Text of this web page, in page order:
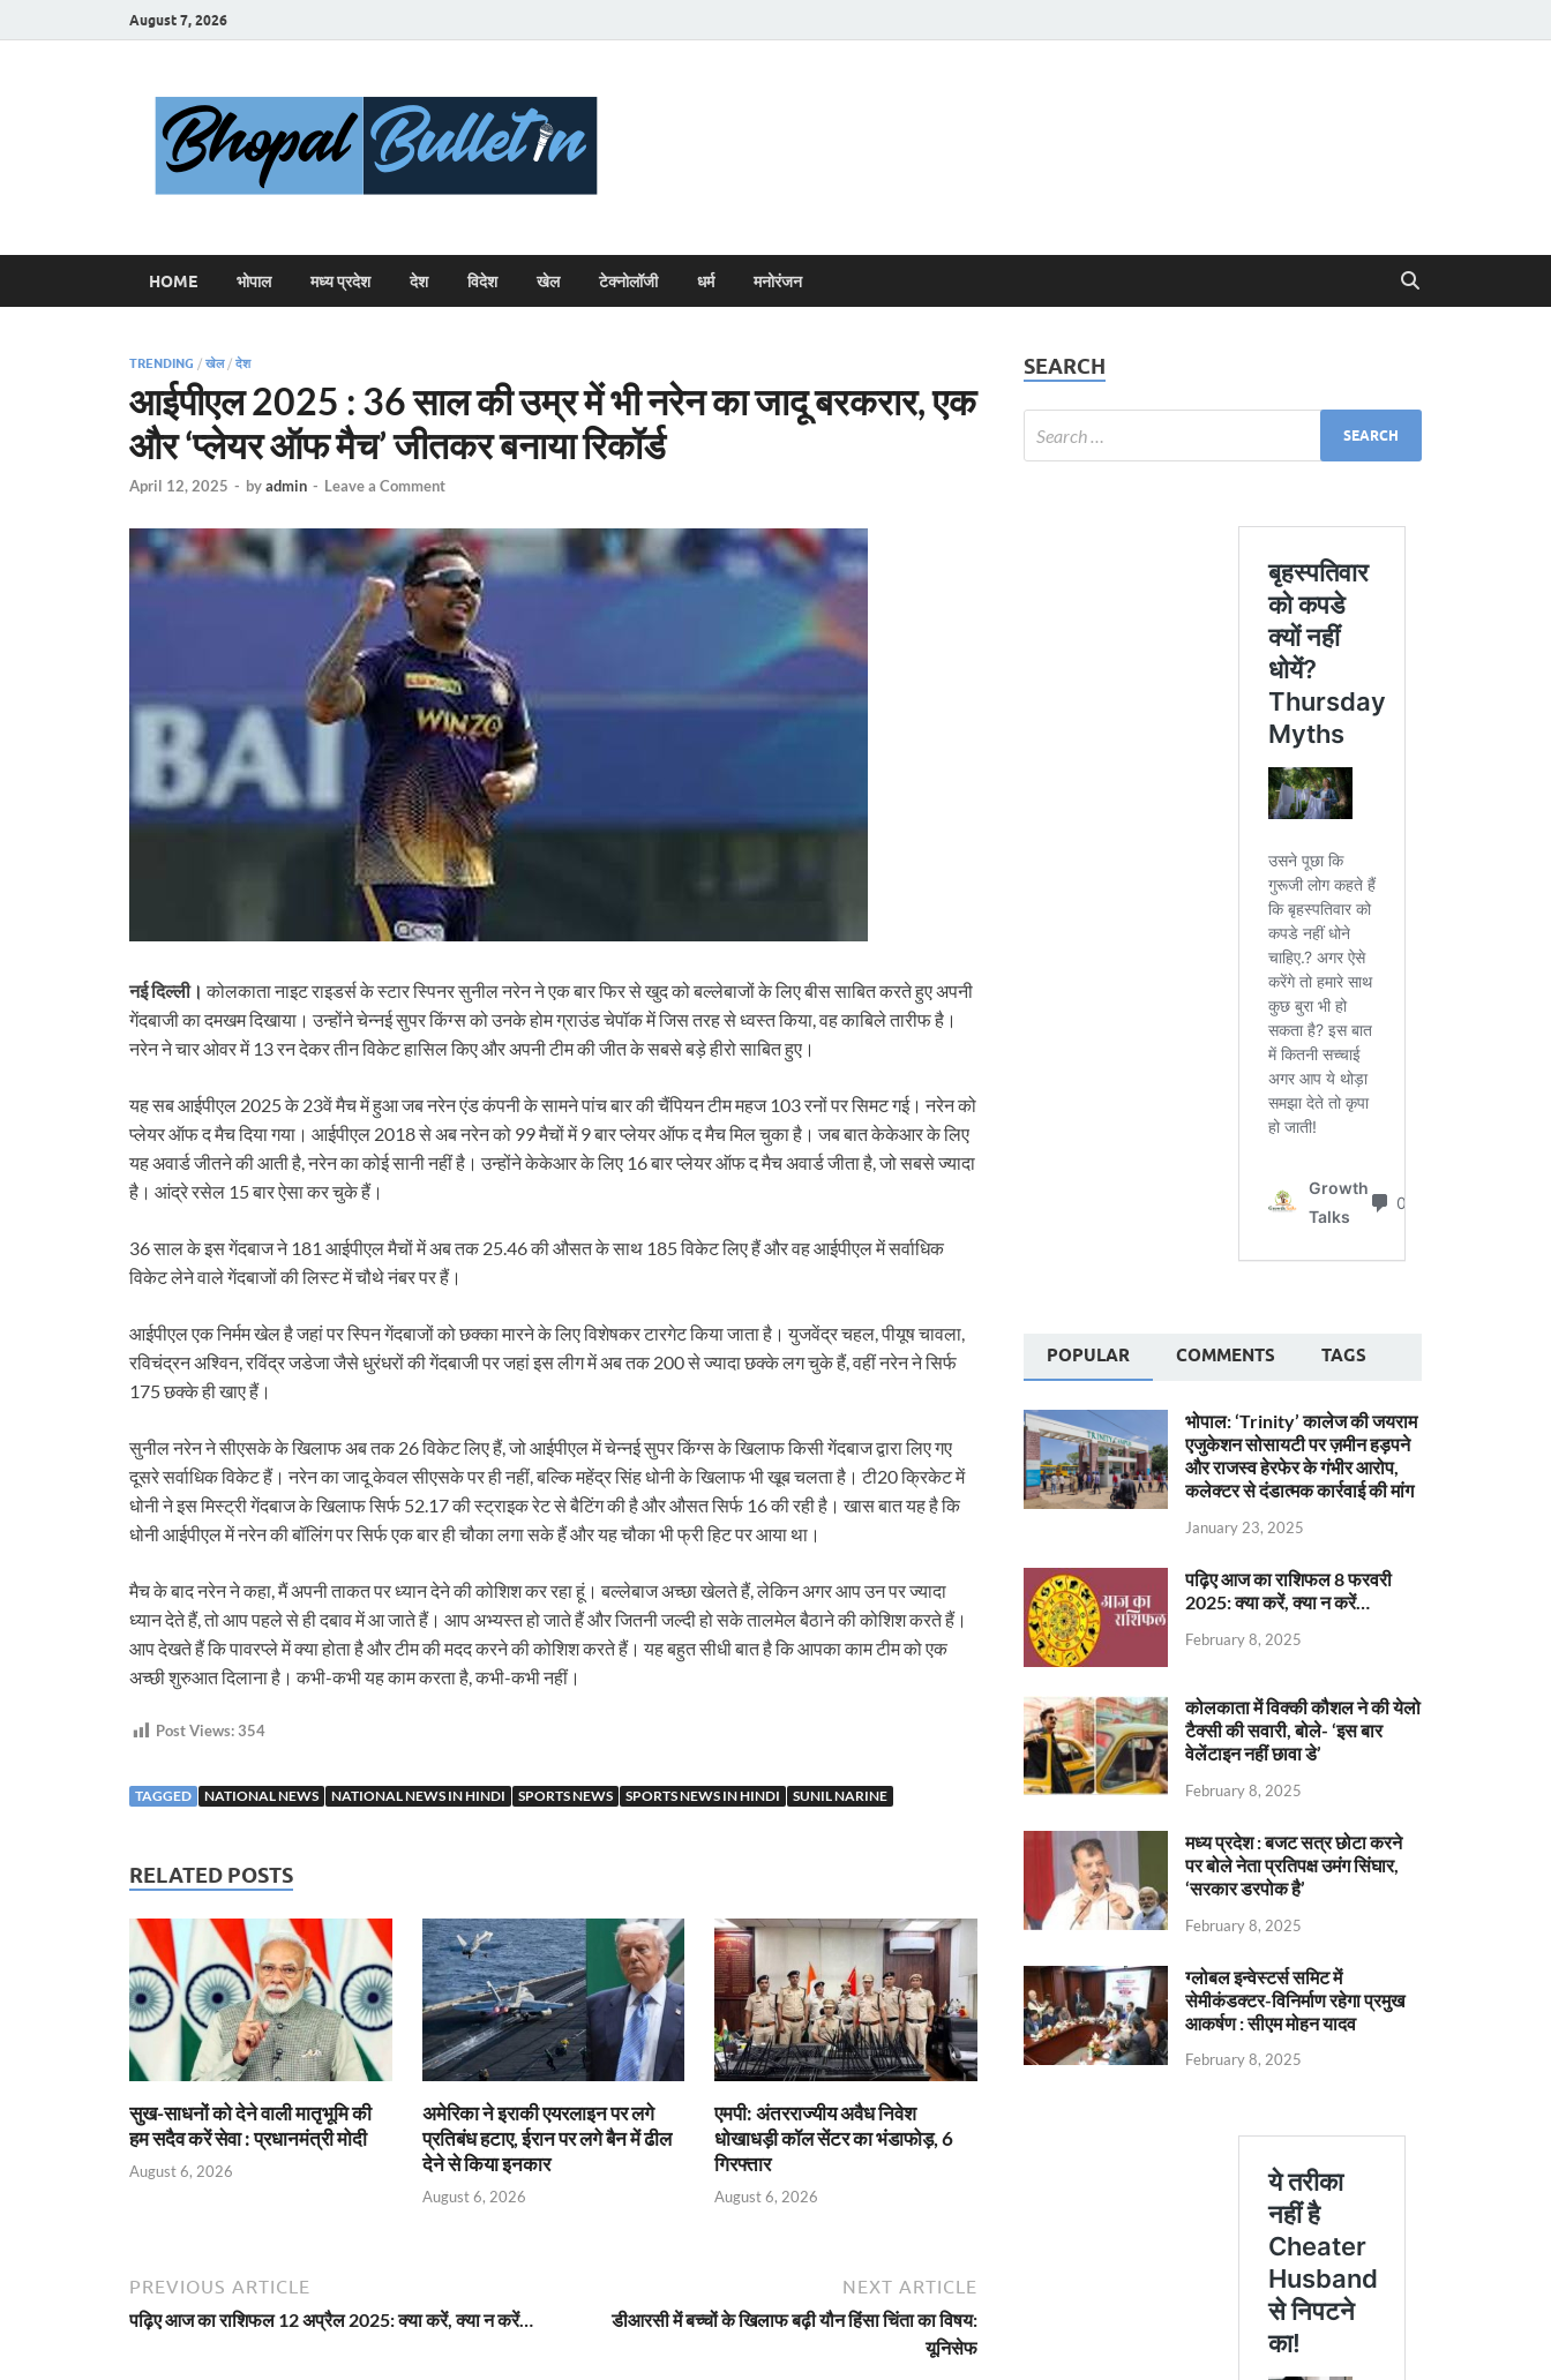
August 7, 2026
HOME भोपाल मध्य प्रदेश देश विदेश खेल टेक्नोलॉजी धर्म मनोरंजन
TRENDING / खेल/ देश
आईपीएल 2025 : 36 साल की उम्र में भी नरेन का जादू बरकरार, एक
और ‘प्लेयर ऑफ मैच’ जीतकर बनाया रिकॉर्ड
April 12, 2025 - byadmin - Leave a Comment
नई दिल्ली।कोलकाता नाइट राइडर्स के स्टार स्पिनर सुनील नरेन ने एक बार फिर से खुद को बल्लेबाजों के लिए बीस साबित करते हुए अपनी
गेंदबाजी का दमखम दिखाया। उन्होंने चेन्नई सुपर किंग्स को उनके होम ग्राउंड चेपॉक में जिस तरह से ध्वस्त किया, वह काबिले तारीफ है।
नरेन ने चार ओवर में 13 रन देकर तीन विकेट हासिल किए और अपनी टीम की जीत के सबसे बड़े हीरो साबित हुए।
यह सब आईपीएल 2025 के 23वें मैच में हुआ जब नरेन एंड कंपनी के सामने पांच बार की चैंपियन टीम महज 103 रनों पर सिमट गई। नरेन को
प्लेयर ऑफ द मैच दिया गया। आईपीएल 2018 से अब नरेन को 99 मैचों में 9 बार प्लेयर ऑफ द मैच मिल चुका है। जब बात केकेआर के लिए
यह अवार्ड जीतने की आती है, नरेन का कोई सानी नहीं है। उन्होंने केकेआर के लिए 16 बार प्लेयर ऑफ द मैच अवार्ड जीता है, जो सबसे ज्यादा
है। आंद्रे रसेल 15 बार ऐसा कर चुके हैं।
36 साल के इस गेंदबाज ने 181 आईपीएल मैचों में अब तक 25.46 की औसत के साथ 185 विकेट लिए हैं और वह आईपीएल में सर्वाधिक
विकेट लेने वाले गेंदबाजों की लिस्ट में चौथे नंबर पर हैं।
आईपीएल एक निर्मम खेल है जहां पर स्पिन गेंदबाजों को छक्का मारने के लिए विशेषकर टारगेट किया जाता है। युजवेंद्र चहल, पीयूष चावला,
रविचंद्रन अश्विन, रविंद्र जडेजा जैसे धुरंधरों की गेंदबाजी पर जहां इस लीग में अब तक 200 से ज्यादा छक्के लग चुके हैं, वहीं नरेन ने सिर्फ
175 छक्के ही खाए हैं।
सुनील नरेन ने सीएसके के खिलाफ अब तक 26 विकेट लिए हैं, जो आईपीएल में चेन्नई सुपर किंग्स के खिलाफ किसी गेंदबाज द्वारा लिए गए
दूसरे सर्वाधिक विकेट हैं। नरेन का जादू केवल सीएसके पर ही नहीं, बल्कि महेंद्र सिंह धोनी के खिलाफ भी खूब चलता है। टी20 क्रिकेट में
धोनी ने इस मिस्ट्री गेंदबाज के खिलाफ सिर्फ 52.17 की स्ट्राइक रेट से बैटिंग की है और औसत सिर्फ 16 की रही है। खास बात यह है कि
धोनी आईपीएल में नरेन की बॉलिंग पर सिर्फ एक बार ही चौका लगा सके हैं और यह चौका भी फ्री हिट पर आया था।
मैच के बाद नरेन ने कहा, मैं अपनी ताकत पर ध्यान देने की कोशिश कर रहा हूं। बल्लेबाज अच्छा खेलते हैं, लेकिन अगर आप उन पर ज्यादा
ध्यान देते हैं, तो आप पहले से ही दबाव में आ जाते हैं। आप अभ्यस्त हो जाते हैं और जितनी जल्दी हो सके तालमेल बैठाने की कोशिश करते हैं।
आप देखते हैं कि पावरप्ले में क्या होता है और टीम की मदद करने की कोशिश करते हैं। यह बहुत सीधी बात है कि आपका काम टीम को एक
अच्छी शुरुआत दिलाना है। कभी-कभी यह काम करता है, कभी-कभी नहीं।
Post Views:354
TAGGED NATIONAL NEWS NATIONAL NEWS IN HINDI SPORTS NEWS SPORTS NEWS IN HINDI SUNIL NARINE
RELATED POSTS
सुख-साधनों को देने वाली मातृभूमि की
हम सदैव करें सेवा : प्रधानमंत्री मोदी
August 6, 2026
अमेरिका ने इराकी एयरलाइन पर लगे
प्रतिबंध हटाए, ईरान पर लगे बैन में ढील
देने से किया इनकार
August 6, 2026
एमपी: अंतरराज्यीय अवैध निवेश
धोखाधड़ी कॉल सेंटर का भंडाफोड़, 6
गिरफ्तार
August 6, 2026
PREVIOUS ARTICLE
पढ़िए आज का राशिफल 12 अप्रैल 2025: क्या करें, क्या न करें…
NEXT ARTICLE
डीआरसी में बच्चों के खिलाफ बढ़ी यौन हिंसा चिंता का विषय:
यूनिसेफ
SEARCH
POPULAR COMMENTS TAGS
भोपाल: ‘Trinity’ कालेज की जयराम
एजुकेशन सोसायटी पर ज़मीन हड़पने
और राजस्व हेरफेर के गंभीर आरोप,
कलेक्टर से दंडात्मक कार्रवाई की मांग
January 23, 2025
पढ़िए आज का राशिफल 8 फरवरी
2025: क्या करें, क्या न करें…
February 8, 2025
कोलकाता में विक्की कौशल ने की येलो
टैक्सी की सवारी, बोले- ‘इस बार
वेलेंटाइन नहीं छावा डे’
February 8, 2025
मध्य प्रदेश : बजट सत्र छोटा करने
पर बोले नेता प्रतिपक्ष उमंग सिंघार,
‘सरकार डरपोक है’
February 8, 2025
ग्लोबल इन्वेस्टर्स समिट में
सेमीकंडक्टर-विनिर्माण रहेगा प्रमुख
आकर्षण : सीएम मोहन यादव
February 8, 2025